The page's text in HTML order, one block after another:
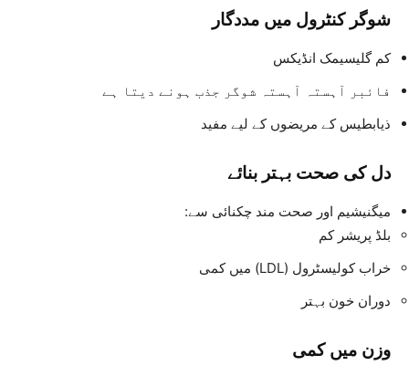
شوگر کنٹرول میں مددگار
کم گلیسیمک انڈیکس
فائبر آہستہ آہستہ شوگر جذب ہونے دیتا ہے
ذیابطیس کے مریضوں کے لیے مفید
دل کی صحت بہتر بنائے
میگنیشیم اور صحت مند چکنائی سے:
بلڈ پریشر کم
خراب کولیسٹرول (LDL) میں کمی
دوران خون بہتر
وزن میں کمی